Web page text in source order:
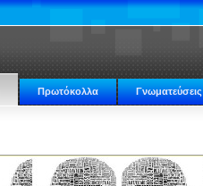
Πρωτόκολλα Γνωματεύσεις